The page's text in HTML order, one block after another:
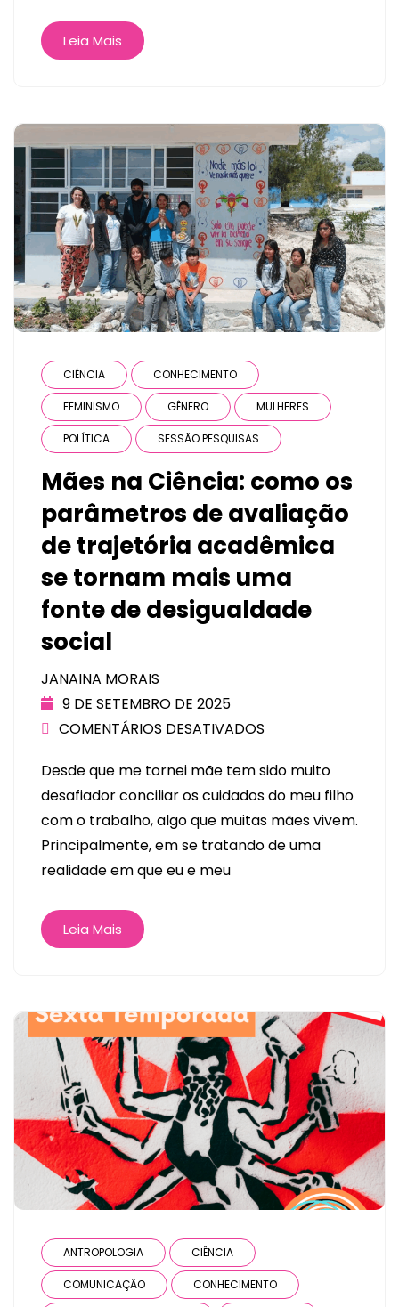
Leia Mais
CIÊNCIA CONHECIMENTO
FEMINISMO GÊNERO MULHERES
POLÍTICA SESSÃO PESQUISAS
Mães na Ciência: como os
parâmetros de avaliação
de trajetória acadêmica
se tornam mais uma
fonte de desigualdade
social
JANAINA MORAIS
9 DE SETEMBRO DE 2025
COMENTÁRIOS DESATIVADOS
Desde que me tornei mãe tem sido muito
desafiador conciliar os cuidados do meu filho
com o trabalho, algo que muitas mães vivem.
Principalmente, em se tratando de uma
realidade em que eu e meu
Leia Mais
ANTROPOLOGIA CIÊNCIA
COMUNICAÇÃO CONHECIMENTO